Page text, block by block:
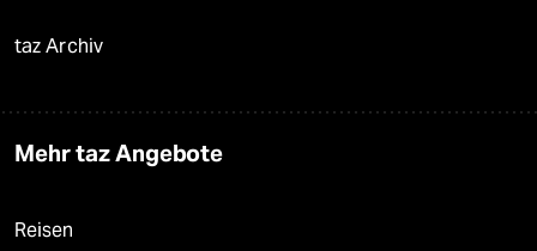
taz Archiv
Mehr taz Angebote
Reisen